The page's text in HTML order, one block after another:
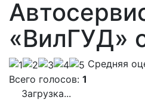
«ВилГУД»
Cредняя
Всего голосов: 1
Загрузка...